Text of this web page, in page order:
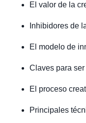
El valor de la
Inhibidores de
El modelo de
Claves para
El proceso
Principales